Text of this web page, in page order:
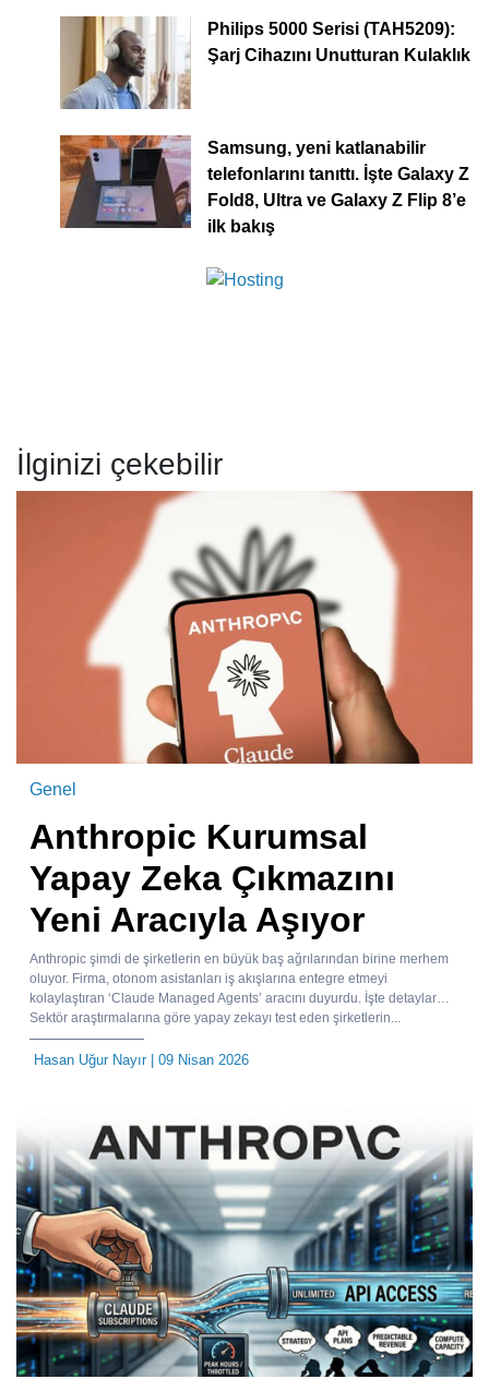
Philips 5000 Serisi (TAH5209):
Şarj Cihazını Unutturan Kulaklık
Samsung, yeni katlanabilir
telefonlarını tanıttı. İşte Galaxy Z
Fold8, Ultra ve Galaxy Z Flip 8’e
ilk bakış
İlginizi çekebilir
Genel
Anthropic Kurumsal
Yapay Zeka Çıkmazını
Yeni Aracıyla Aşıyor
Anthropic şimdi de şirketlerin en büyük baş ağrılarından birine merhem
oluyor. Firma, otonom asistanları iş akışlarına entegre etmeyi
kolaylaştıran ‘Claude Managed Agents’ aracını duyurdu. İşte detaylar…
Sektör araştırmalarına göre yapay zekayı test eden şirketlerin...
Hasan Uğur Nayır| 09 Nisan 2026